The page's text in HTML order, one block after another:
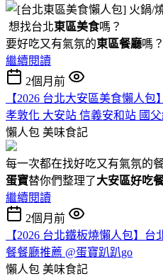
想找台北東區美食嗎？
要好吃又有氣氛的東區餐廳嗎？
繼續閱讀
2個月前
【2026 台北大安區美食懶人
孝敦化 大安站 信義安和站 國
懶人包 美味食記
每一次都在找好吃又有氣氛的
蛋寶替你們整理了大安區好吃
繼續閱讀
2個月前
【2026 台北鐵板燒懶人包】
餐餐廳推薦 @蛋寶趴趴go
懶人包 美味食記